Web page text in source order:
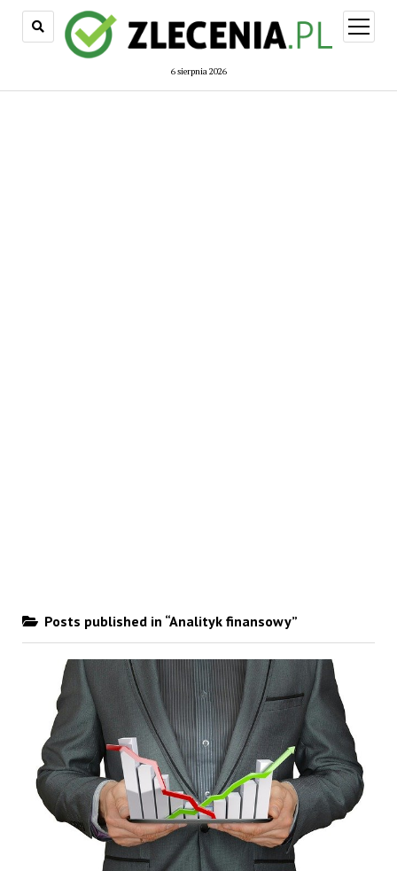
6 sierpnia 2026
open
menu
Posts published in “Analityk finansowy”